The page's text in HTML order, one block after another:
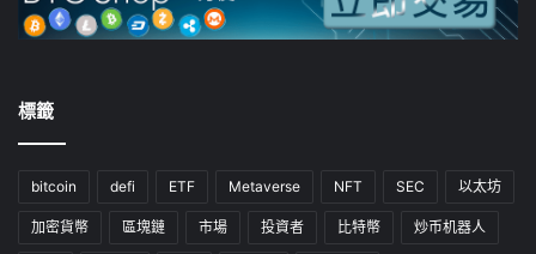
標籤
bitcoin defi ETF Metaverse NFT SEC 以太坊
加密貨幣 區塊鏈 市場 投資者 比特幣 炒币机器人